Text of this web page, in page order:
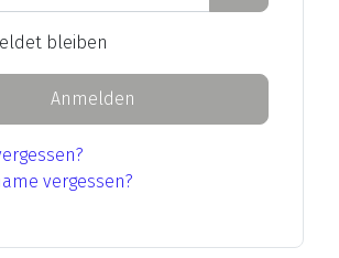
Passwort
bleiben
Anmelden
vergessen?